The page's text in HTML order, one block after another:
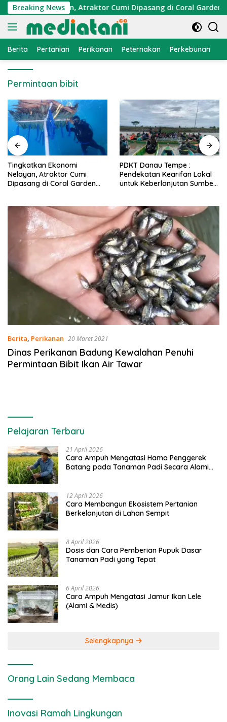
Langsung
ke
konten
Breaking News
Nelayan, Atraktor Cumi Dipasang di Coral Garden
Berita Pertanian Perikanan Peternakan Perkebunan
Permintaan bibit
PDKT Danau Tempe :
Pendekatan Kearifan Lokal
untuk Keberlanjutan Sumber
Cara Mengatasi Penyakit
PMK pada Sapi Perah Secara
Alami dan Medis
Berita, Perikanan 20 Maret 2021
Dinas Perikanan Badung Kewalahan Penuhi
Permintaan Bibit Ikan Air Tawar
Pelajaran Terbaru
21 April 2026
Cara Ampuh Mengatasi Hama Penggerek
Batang pada Tanaman Padi Secara Alami
12 April 2026
Cara Membangun Ekosistem Pertanian
Berkelanjutan di Lahan Sempit
8 April 2026
Dosis dan Cara Pemberian Pupuk Dasar
Tanaman Padi yang Tepat
6 April 2026
Cara Ampuh Mengatasi Jamur Ikan Lele
(Alami & Medis)
Selengkapnya
Orang Lain Sedang Membaca
Inovasi Ramah Lingkungan